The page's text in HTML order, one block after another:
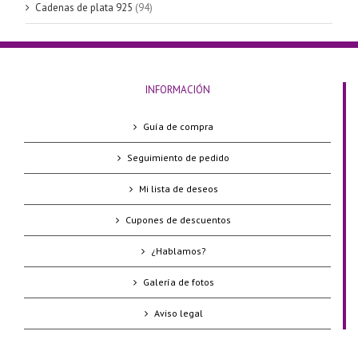
Cadenas de plata 925 (94)
INFORMACIÓN
Guía de compra
Seguimiento de pedido
Mi lista de deseos
Cupones de descuentos
¿Hablamos?
Galería de fotos
Aviso legal